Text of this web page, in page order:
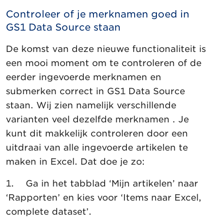
Controleer of je merknamen goed in
GS1 Data Source staan
De komst van deze nieuwe functionaliteit is
een mooi moment om te controleren of de
eerder ingevoerde merknamen en
submerken correct in GS1 Data Source
staan. Wij zien namelijk verschillende
varianten veel dezelfde merknamen . Je
kunt dit makkelijk controleren door een
uitdraai van alle ingevoerde artikelen te
maken in Excel. Dat doe je zo:
1. Ga in het tabblad ‘Mijn artikelen’ naar
‘Rapporten’ en kies voor ‘Items naar Excel,
complete dataset’.